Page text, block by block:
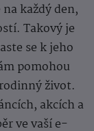
každý den,
Takový je
se k jeho
pomohou
život.
akcích a
ve vaší e-